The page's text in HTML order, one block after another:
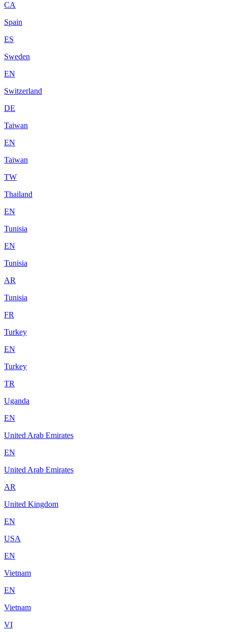
CA
Spain
ES
Sweden
EN
Switzerland
DE
Taiwan
EN
Taiwan
TW
Thailand
EN
Tunisia
EN
Tunisia
AR
Tunisia
FR
Turkey
EN
Turkey
TR
Uganda
EN
United Arab Emirates
EN
United Arab Emirates
AR
United Kingdom
EN
USA
EN
Vietnam
EN
Vietnam
VI